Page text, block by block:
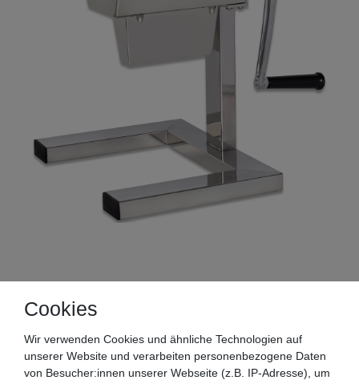
Cookies
Wir verwenden Cookies und ähnliche Technologien auf
unserer Website und verarbeiten personenbezogene Daten
von Besucher:innen unserer Webseite (z.B. IP-Adresse), um